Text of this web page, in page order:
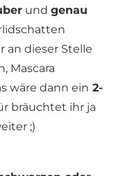
und genau
an dieser Stelle
Mascara
wäre dann ein 2-
bräuchtet ihr ja
;)